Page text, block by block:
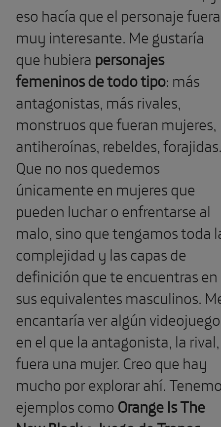
eso hacía que el personaje fuera
muy interesante. Me gustaría
que hubiera personajes
femeninos de todo tipo: más
antagonistas, más rivales,
monstruos que fueran mujeres,
antiheroínas, rebeldes,
Que no nos quedemos
únicamente en mujeres que
pueden luchar o enfrentarse al
malo, sino que tengamos toda
complejidad y las capas de
definición que te encuentras en
sus equivalentes masculinos.
encantaría ver algún videojuego
en el que la antagonista, la rival,
fuera una mujer. Creo que hay
mucho por explorar ahí.
ejemplos como Orange Is The